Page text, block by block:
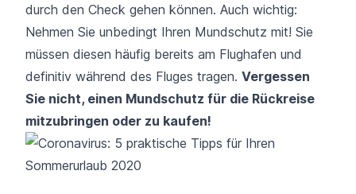
durch den Check gehen können. Auch wichtig:
Nehmen Sie unbedingt Ihren Mundschutz mit! Sie
müssen diesen häufig bereits am Flughafen und
definitiv während des Fluges tragen. Vergessen
Sie nicht, einen Mundschutz für die Rückreise
mitzubringen oder zu kaufen!